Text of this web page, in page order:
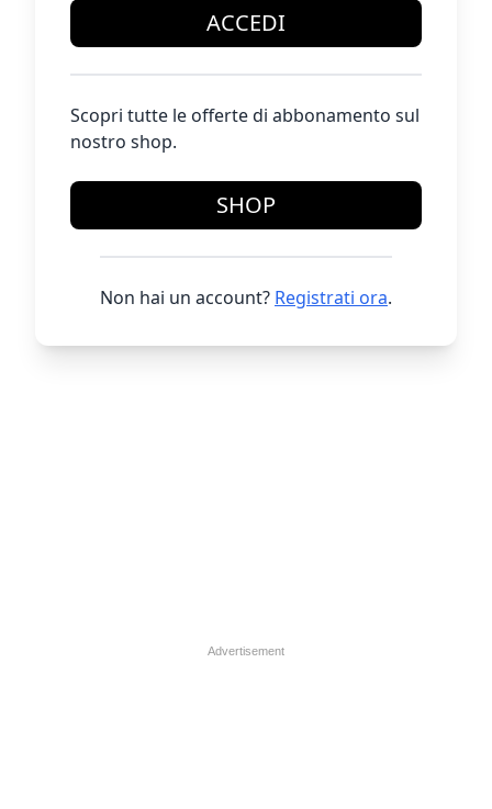
ACCEDI
Scopri tutte le offerte di abbonamento sul
nostro shop.
SHOP
Non hai un account? Registrati ora.